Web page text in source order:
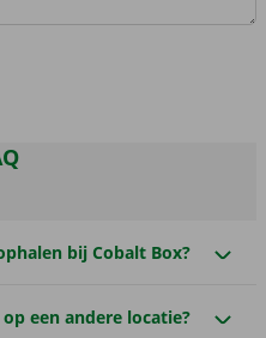
bij Cobalt Box?
een andere locatie?